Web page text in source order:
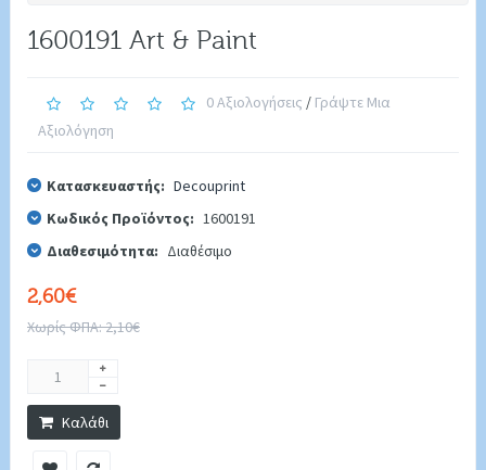
1600191 Art & Paint
0 Αξιολογήσεις / Γράψτε Μια
Αξιολόγηση
Κατασκευαστής: Decouprint
Κωδικός Προϊόντος: 1600191
Διαθεσιμότητα: Διαθέσιμο
2,60€
Χωρίς ΦΠΑ: 2,10€
Καλάθι